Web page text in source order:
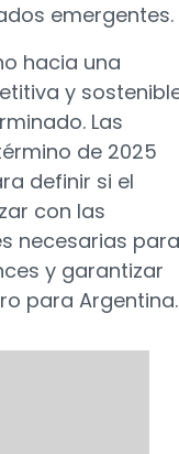
emergentes.
hacia una
y
Las
de 2025
definir si el
con las
necesarias para
y garantizar
para Argentina.